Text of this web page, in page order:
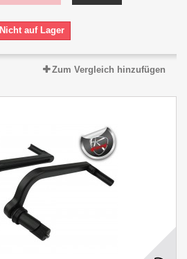
Nicht auf Lager
Zum Vergleich hinzufügen